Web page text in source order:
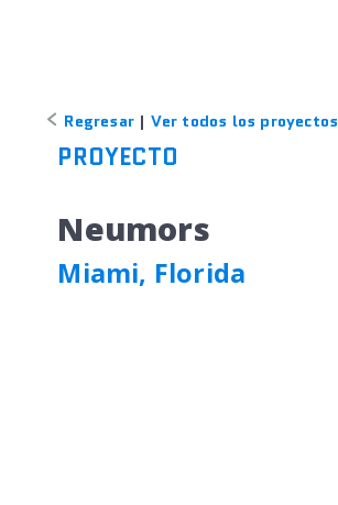
Regresar | Ver todos los proyectos
PROYECTO
Neumors
Miami, Florida